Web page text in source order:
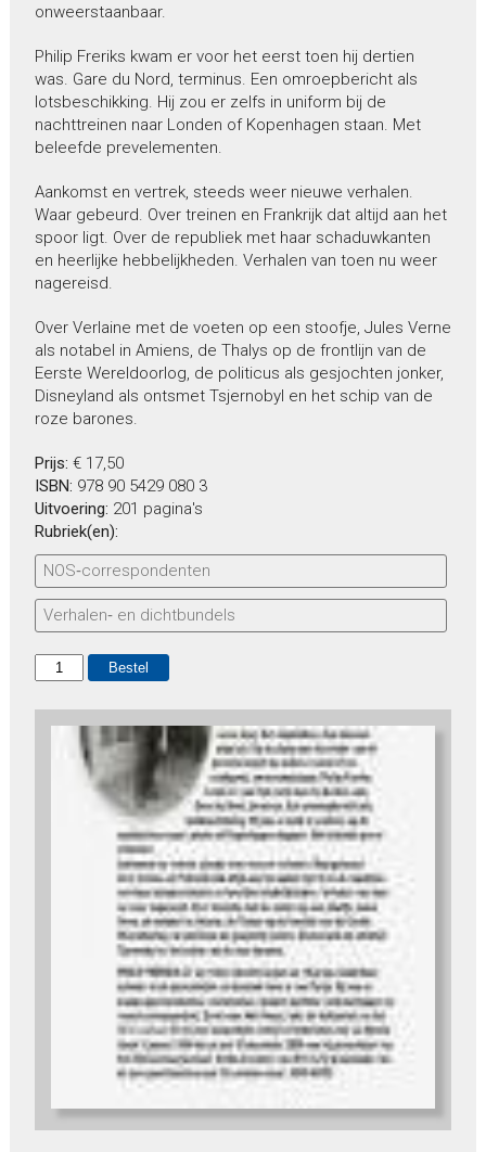
onweerstaanbaar.
Philip Freriks kwam er voor het eerst toen hij dertien
was. Gare du Nord, terminus. Een omroepbericht als
lotsbeschikking. Hij zou er zelfs in uniform bij de
nachttreinen naar Londen of Kopenhagen staan. Met
beleefde prevelementen.
Aankomst en vertrek, steeds weer nieuwe verhalen.
Waar gebeurd. Over treinen en Frankrijk dat altijd aan het
spoor ligt. Over de republiek met haar schaduwkanten
en heerlijke hebbelijkheden. Verhalen van toen nu weer
nagereisd.
Over Verlaine met de voeten op een stoofje, Jules Verne
als notabel in Amiens, de Thalys op de frontlijn van de
Eerste Wereldoorlog, de politicus als gesjochten jonker,
Disneyland als ontsmet Tsjernobyl en het schip van de
roze barones.
Prijs: € 17,50
ISBN: 978 90 5429 080 3
Uitvoering: 201 pagina's
Rubriek(en):
NOS‑correspondenten
Verhalen‑ en dichtbundels